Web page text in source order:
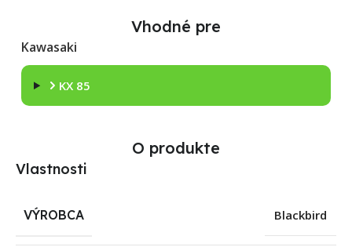
Vhodné pre
Kawasaki
KX 85
O produkte
Vlastnosti
VÝROBCA Blackbird